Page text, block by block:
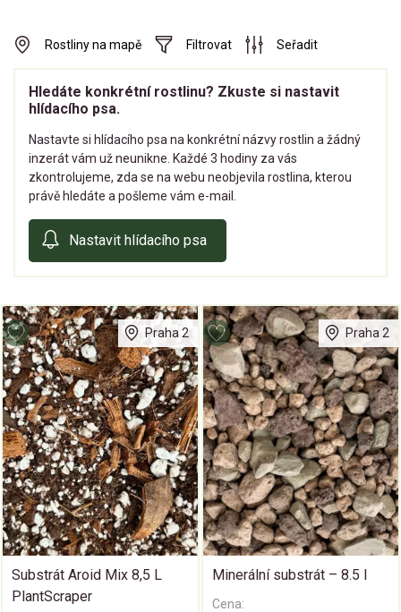
Rostliny na mapě Filtrovat Seřadit
Hledáte konkrétní rostlinu? Zkuste si nastavit
hlídacího psa.
Nastavte si hlídacího psa na konkrétní názvy rostlin a žádný
inzerát vám už neunikne. Každé 3 hodiny za vás
zkontrolujeme, zda se na webu neobjevila rostlina, kterou
právě hledáte a pošleme vám e-mail.
Nastavit hlídacího psa
Praha 2
Substrát Aroid Mix 8,5 L
PlantScraper
Praha 2
Minerální substrát – 8.5 l
Cena: